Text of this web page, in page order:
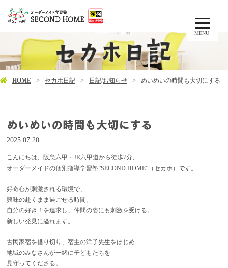
MENU
HOME セカホ日記 日記/お知らせ めいめいの時間も大切にする
めいめいの時間も大切にする
2025.07.20
こんにちは、阪急六甲・JR六甲道から徒歩7分、
オーダーメイドの個別指導学習塾”SECOND HOME”（セカホ）です。
好奇心が刺激される環境で、
興味の赴くまま過ごせる時間。
自分の好き！を追求し、仲間の姿にも刺激を受ける。
新しい発見に溢れます。
古民家宿を借り切り、宿主の洋子先生をはじめ
地域のみなさんが一緒に子どもたちを
見守ってくださる。